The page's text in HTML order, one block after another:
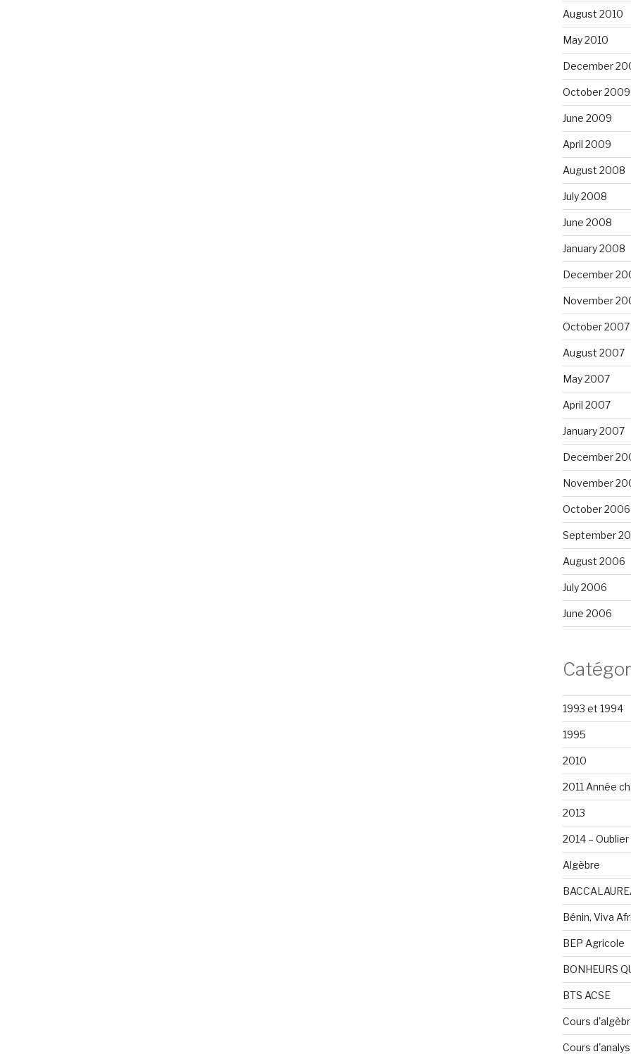
August 2010
May 2010
December
October 2009
June 2009
April 2009
August 2008
July 2008
June 2008
January 2008
December
November
October 2007
August 2007
May 2007
April 2007
January 2007
December
November
October 2006
September
August 2006
July 2006
June 2006
1993 et 1994
1995
2010
2011 Année
2013
2014 –
Algèbre
Bénin, Viva
BEP Agricole
BONHEURS
BTS ACSE
Cours
Cours